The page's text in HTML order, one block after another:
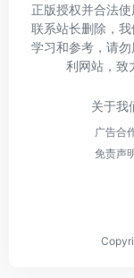
正版授权并合法
联系站长删除，
学习和参考，请
利网站，致
关于我
广告合
免责声